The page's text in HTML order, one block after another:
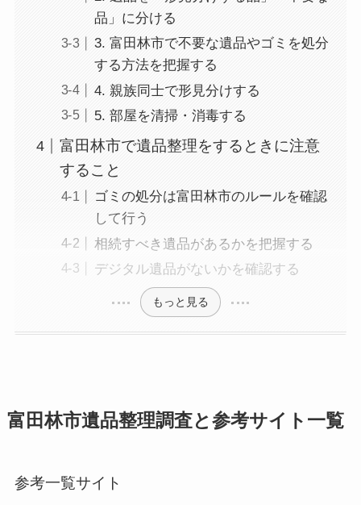
品」に分ける
3. 富田林市で不要な遺品やゴミを処分
する方法を把握する
4. 親族同士で形見分けする
5. 部屋を清掃・消毒する
富田林市で遺品整理をするときに注意
すること
ゴミの処分は富田林市のルールを確認
して行う
相続すべき遺品があるかを把握する
デジタル遺品がないかを確認する
もっと見る
富田林市遺品整理調査と参考サイト一覧
参考一覧サイト